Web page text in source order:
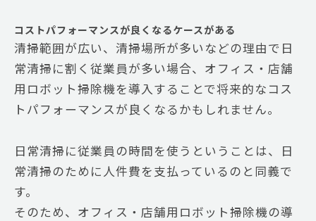
コストパフォーマンスが良くなるケースがある
清掃範囲が広い、清掃場所が多いなどの理由で日
常清掃に割く従業員が多い場合、オフィス・店舗
用ロボット掃除機を導入することで将来的なコス
トパフォーマンスが良くなるかもしれません。
日常清掃に従業員の時間を使うということは、日
常清掃のために人件費を支払っているのと同義で
す。
そのため、オフィス・店舗用ロボット掃除機の導